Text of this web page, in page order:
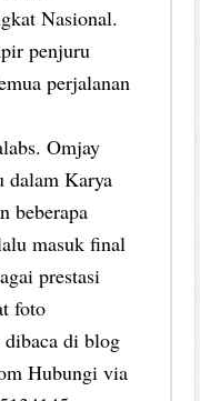
Nasional.
penjuru
perjalanan
Omjay
dalam Karya
beberapa
masuk final
prestasi
foto
dibaca di blog
Hubungi via